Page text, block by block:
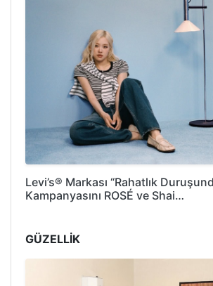
Levi’s® Markası “Rahatlık
Kampanyasını ROSÉ ve Shai…
GÜZELLİK